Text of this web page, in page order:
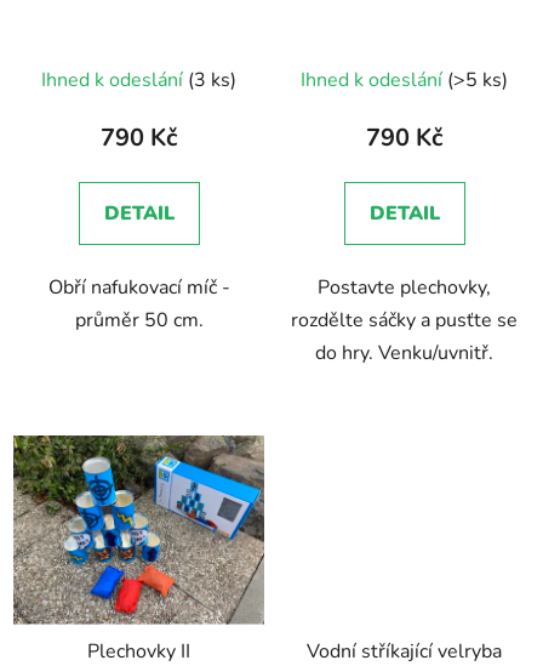
hodnocení
produktu
5,0
z
hvězdiček.
Ihned k odeslání (3 ks)
790 Kč
DETAIL
Obří nafukovací míč -
průměr 50 cm.
Ihned k odeslání (>5 ks)
790 Kč
DETAIL
Postavte plechovky,
rozdělte sáčky a pusťte se
do hry. Venku/uvnitř.
Plechovky II Vodní stříkající velryba